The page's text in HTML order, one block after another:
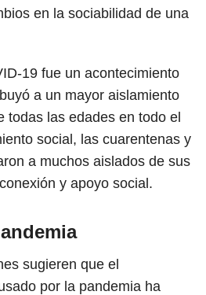
en la sociabilidad de una
19 fue un acontecimiento
a un mayor aislamiento
todas las edades en todo el
social, las cuarentenas y
a muchos aislados de sus
y apoyo social.
sugieren que el
por la pandemia ha